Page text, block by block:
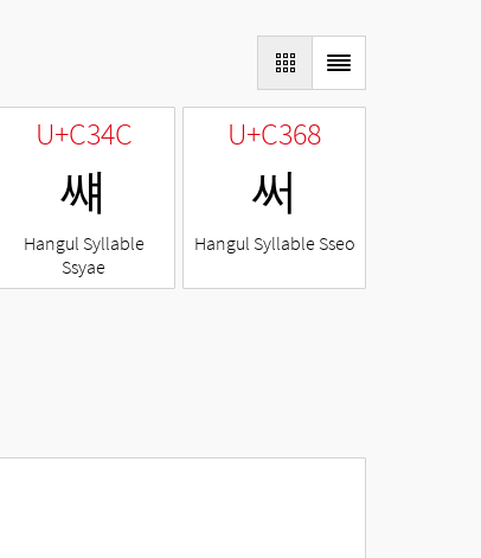
U+C34C
썌
Hangul Syllable
Ssyae
U+C368
써
Hangul Syllable Sseo